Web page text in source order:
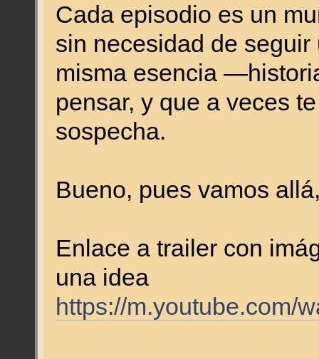
Cada episodio es un
sin necesidad de
misma esencia
pensar, y que a veces
sospecha.
Bueno, pues vamos
Enlace a trailer con
una idea
https://m.youtube.com/